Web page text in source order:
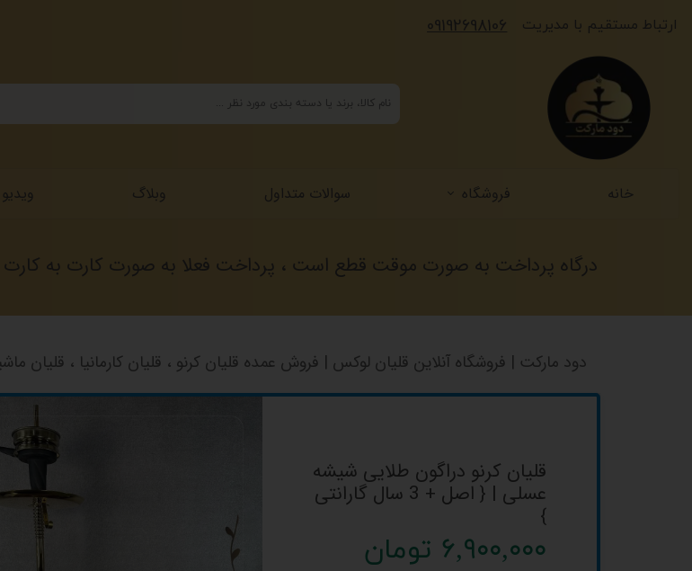
خانه فروشگاه سوالات متداول وبلاگ ویدیو
​​​ارتباط مستقیم با مدیریت ​​​09192698106
درگاه پرداخت به صورت موقت قطع است ، پرداخت فعلا به صورت کارت به کارت
دود مارکت | فروشگاه آنلاین قلیان لوکس | فروش عمده قلیان کرنو ، قلیان کارمانیا ، قلیان
قلیان کرنو دراگون طلایی شیشه
عسلی | { اصل + 3 سال گارانتی
}
۶,۹۰۰,۰۰۰ تومان